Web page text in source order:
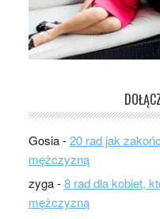
Gosia-20 rad jak
mężczyzną
zyga-8 rad dla kobiet,
mężczyzną